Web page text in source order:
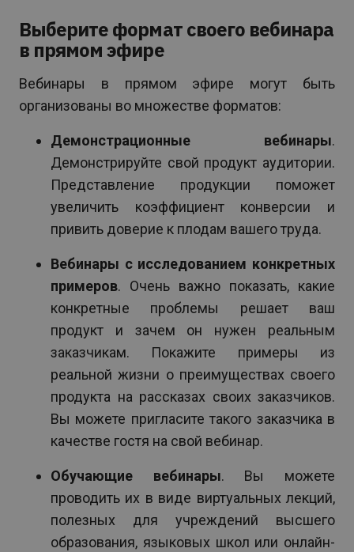
Выберите формат своего вебинара
в прямом эфире
Вебинары в прямом эфире могут быть
организованы во множестве форматов:
Демонстрационные вебинары.
Демонстрируйте свой продукт аудитории.
Представление продукции поможет
увеличить коэффициент конверсии и
привить доверие к плодам вашего труда.
Вебинары с исследованием конкретных
примеров. Очень важно показать, какие
конкретные проблемы решает ваш
продукт и зачем он нужен реальным
заказчикам. Покажите примеры из
реальной жизни о преимуществах своего
продукта на рассказах своих заказчиков.
Вы можете пригласите такого заказчика в
качестве гостя на свой вебинар.
Обучающие вебинары. Вы можете
проводить их в виде виртуальных лекций,
полезных для учреждений высшего
образования, языковых школ или онлайн-